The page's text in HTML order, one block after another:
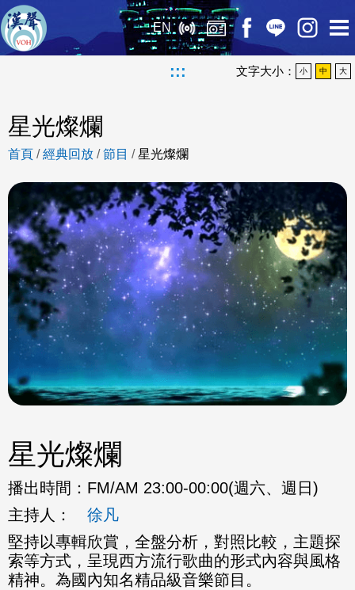
EN
::: 文字大小： 小 中 大
星光燦爛
首頁 /經典回放 /節目 /星光燦爛
星光燦爛
播出時間： FM/AM 23:00-00:00(週六、週日)
主持人：
徐凡
堅持以專輯欣賞，全盤分析，對照比較，主題探
索等方式，呈現西方流行歌曲的形式內容與風格
精神。為國內知名精品級音樂節目。